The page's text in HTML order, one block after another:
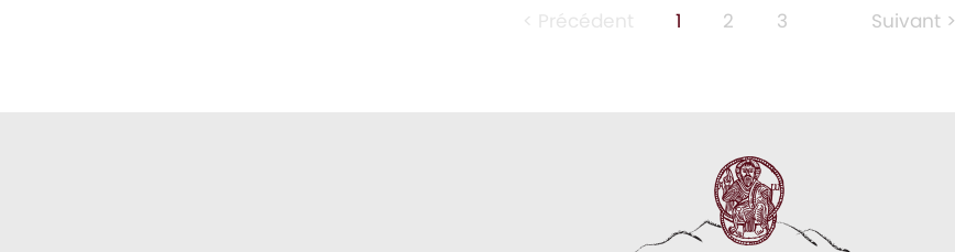
< Précédent 1 2 3 Suivant >